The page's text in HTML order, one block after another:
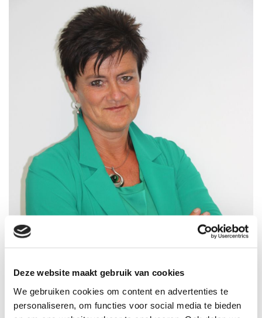
Deze website maakt gebruik van cookies
We gebruiken cookies om content en advertenties te
personaliseren, om functies voor social media te bieden